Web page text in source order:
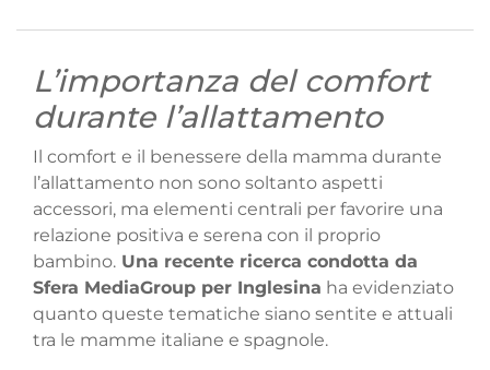
L’importanza del comfort
durante l’allattamento
Il comfort e il benessere della mamma durante
l’allattamento non sono soltanto aspetti
accessori, ma elementi centrali per favorire una
relazione positiva e serena con il proprio
bambino. Una recente ricerca condotta da
Sfera MediaGroup per Inglesina ha evidenziato
quanto queste tematiche siano sentite e attuali
tra le mamme italiane e spagnole.